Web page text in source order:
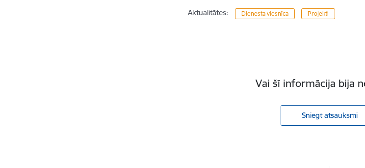
Aktualitātes: Dienesta viesnīca Projekti
Vai šī informācija bija
Sniegt atsauksmi